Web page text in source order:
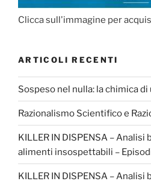
Clicca sull'immagine per
ARTICOLI RECENTI
Sospeso nel nulla: la chimica
Razionalismo Scientifico e
KILLER IN DISPENSA –
alimenti insospettabili –
KILLER IN DISPENSA –